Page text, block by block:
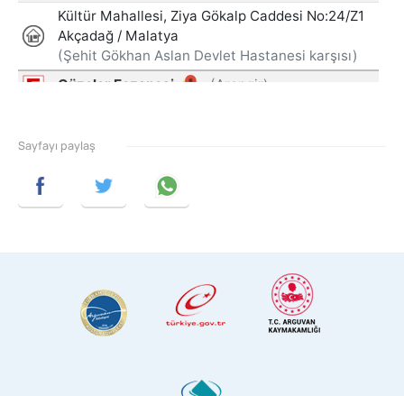
Sayfayı paylaş